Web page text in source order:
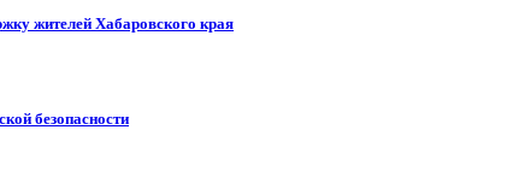
жителей Хабаровского края
безопасности